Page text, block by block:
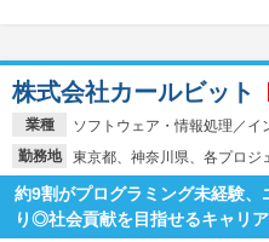
業種
ソフトウェア・情報処理／
勤務地
東京都、神奈川県、各プロジ
株式会社カールビット
約9割がプログラミング未経験
り◎社会貢献を目指せるキャリ